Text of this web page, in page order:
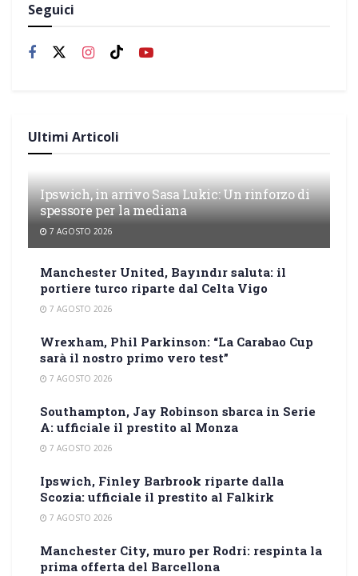
Seguici
Ultimi Articoli
Ipswich, in arrivo Sasa Lukic: Un rinforzo di
spessore per la mediana
7 AGOSTO 2026
Manchester United, Bayındır saluta: il
portiere turco riparte dal Celta Vigo
7 AGOSTO 2026
Wrexham, Phil Parkinson: “La Carabao Cup
sarà il nostro primo vero test”
7 AGOSTO 2026
Southampton, Jay Robinson sbarca in Serie
A: ufficiale il prestito al Monza
7 AGOSTO 2026
Ipswich, Finley Barbrook riparte dalla
Scozia: ufficiale il prestito al Falkirk
7 AGOSTO 2026
Manchester City, muro per Rodri: respinta la
prima offerta del Barcellona